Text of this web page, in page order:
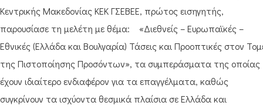
Κεντρικής Μακεδονίας ΚΕΚ ΓΣΕΒΕΕ, πρώτος εισηγητής,
παρουσίασε τη μελέτη με θέμα: «Διεθνείς – Ευρωπαϊκές –
Εθνικές (Ελλάδα και Βουλγαρία) Τάσεις και Προοπτικές στον
της Πιστοποίησης Προσόντων», τα συμπεράσματα της οποίας
έχουν ιδιαίτερο ενδιαφέρον για τα επαγγέλματα, καθώς
συγκρίνουν τα ισχύοντα θεσμικά πλαίσια σε Ελλάδα και